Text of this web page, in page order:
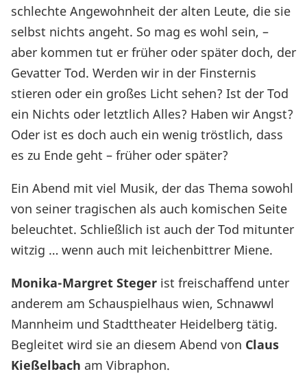
schlechte Angewohnheit der alten Leute, die sie
selbst nichts angeht. So mag es wohl sein, –
aber kommen tut er früher oder später doch, der
Gevatter Tod. Werden wir in der Finsternis
stieren oder ein großes Licht sehen? Ist der Tod
ein Nichts oder letztlich Alles? Haben wir Angst?
Oder ist es doch auch ein wenig tröstlich, dass
es zu Ende geht – früher oder später?
Ein Abend mit viel Musik, der das Thema sowohl
von seiner tragischen als auch komischen Seite
beleuchtet. Schließlich ist auch der Tod mitunter
witzig … wenn auch mit leichenbittrer Miene.
Monika-Margret Steger ist freischaffend unter
anderem am Schauspielhaus wien, Schnawwl
Mannheim und Stadttheater Heidelberg tätig.
Begleitet wird sie an diesem Abend von Claus
Kießelbach am Vibraphon.